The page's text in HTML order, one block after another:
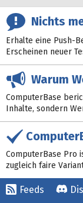
Nichts
Erhalte eine Push-
Erscheinen neuer
Warum
ComputerBase
Inhalte, sondern
ComputerBase Pro
zugleich faire
Feeds